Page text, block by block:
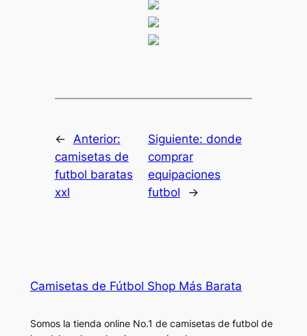
←
Anterior:
camisetas de
futbol baratas
xxl
Siguiente: donde
comprar
equipaciones
futbol
→
Camisetas de Fútbol Shop Más Barata
Somos la tienda online No.1 de camisetas de futbol de